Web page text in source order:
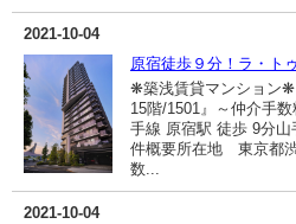
2021-10-04
原宿徒歩９分！ラ・ト
❋築浅賃貸マンション
15階/1501』～仲介手
手線 原宿駅 徒歩 9分
件概要所在地 東京都
数...
2021-10-04